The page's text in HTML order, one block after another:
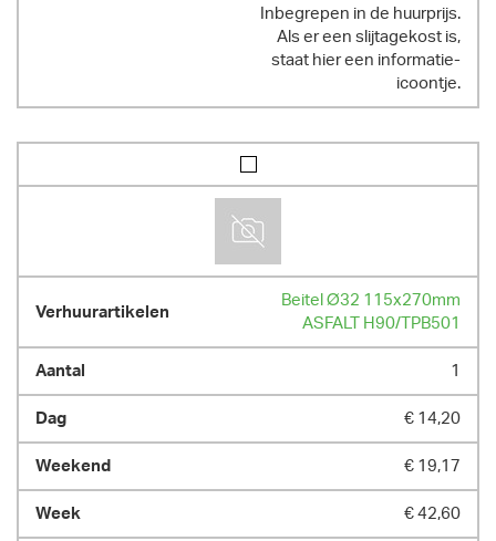
Inbegrepen in de huurprijs.
Als er een slijtagekost is,
staat hier een informatie-
icoontje.
Beitel Ø32 115x270mm
ASFALT H90/TPB501
1
€ 14,20
€ 19,17
€ 42,60